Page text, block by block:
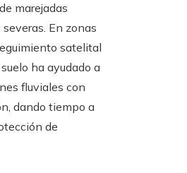
marejadas
En zonas
satelital
ha ayudado a
fluviales con
dando tiempo a
de